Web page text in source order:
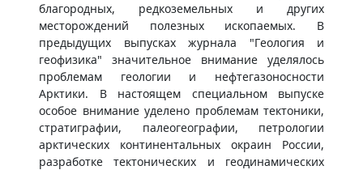
благородных, редкоземельных и других
месторождений полезных ископаемых. В
предыдущих выпусках журнала "Геология и
геофизика" значительное внимание уделялось
проблемам геологии и нефтегазоносности
Арктики. В настоящем специальном выпуске
особое внимание уделено проблемам тектоники,
стратиграфии, палеогеографии, петрологии
арктических континентальных окраин России,
разработке тектонических и геодинамических